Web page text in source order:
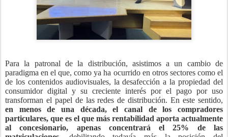
Para la patronal de la distribución, asistimos a un cambio de
paradigma en el que, como ya ha ocurrido en otros sectores como el
de los contenidos audiovisuales, la desafección a la propiedad del
consumidor digital y su creciente interés por el pago por uso
transforman el papel de las redes de distribución. En este sentido,
en menos de una década, el canal de los compradores
particulares, que es el que más rentabilidad aporta actualmente
al concesionario, apenas concentrará el 25% de las